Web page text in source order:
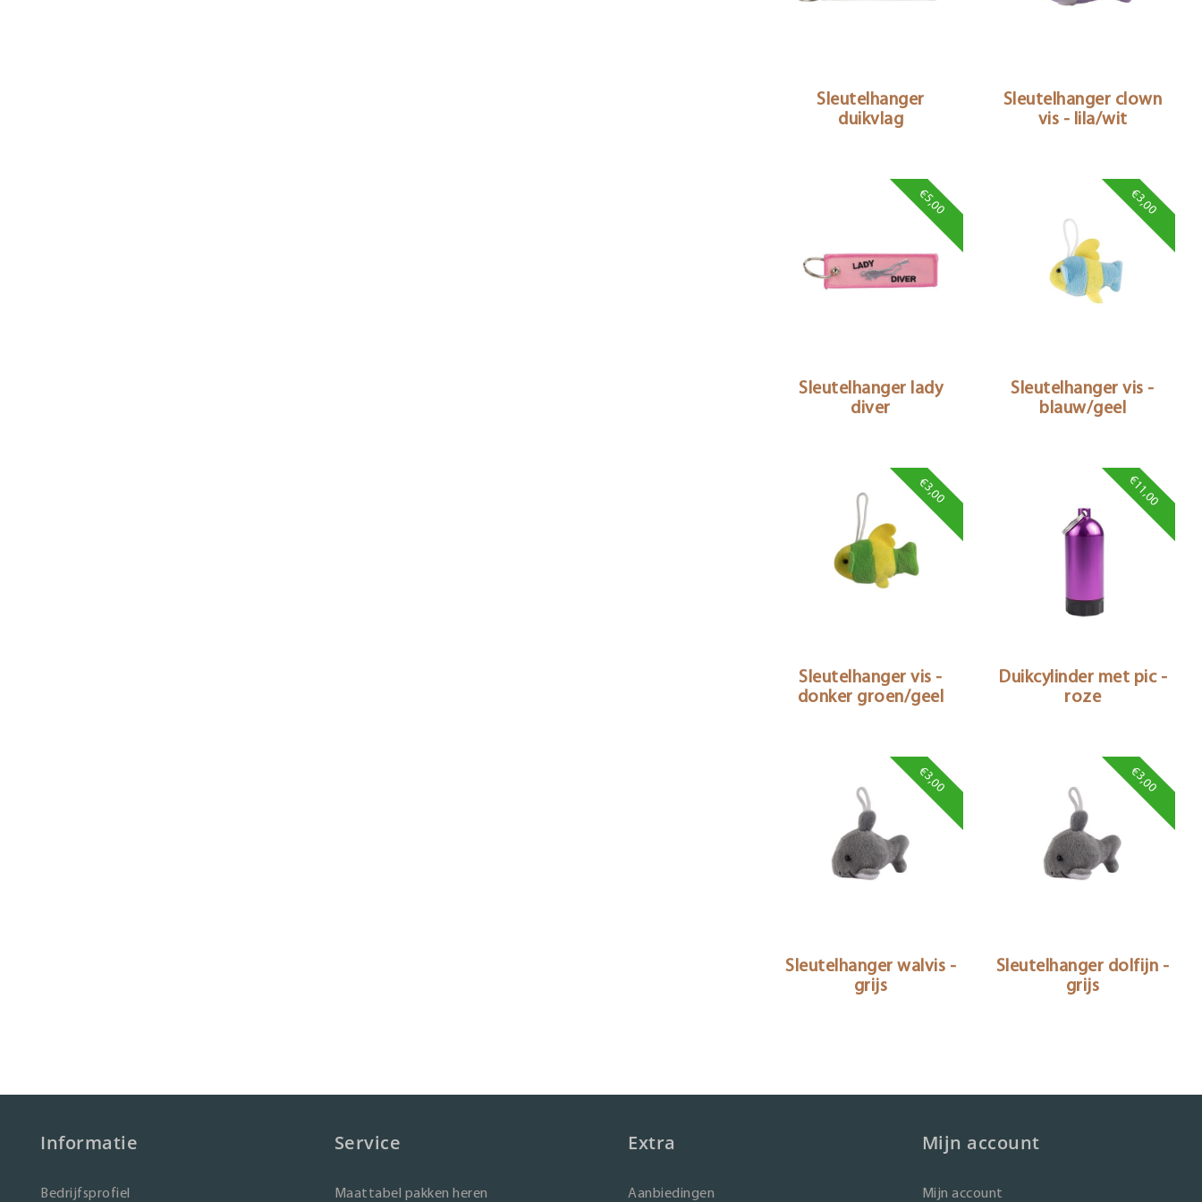
Sleutelhanger
duikvlag
Sleutelhanger clown
vis - lila/wit
€5,00
Sleutelhanger lady
diver
€3,00
Sleutelhanger vis -
blauw/geel
€3,00
Sleutelhanger vis -
donker groen/geel
€11,00
Duikcylinder met pic -
roze
€3,00
Sleutelhanger walvis -
grijs
€3,00
Sleutelhanger dolfijn -
grijs
Informatie
Bedrijfsprofiel
Service
Maattabel pakken heren
Extra
Aanbiedingen
Mijn account
Mijn account